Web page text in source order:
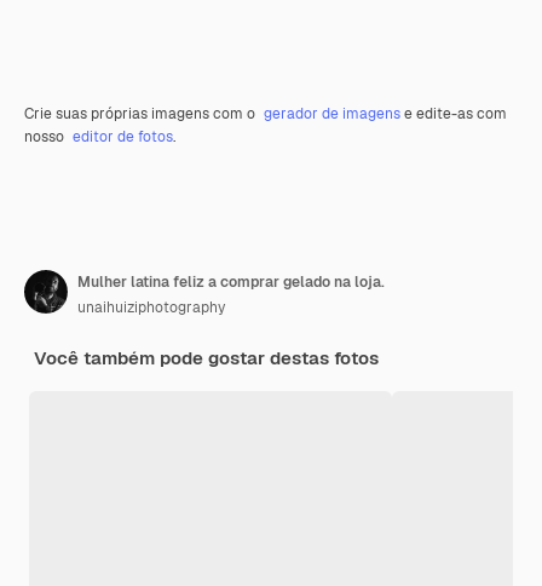
Crie suas próprias imagens com o gerador de imagense edite-as com
nosso editor de fotos.
Mulher latina feliz a comprar gelado na loja.
unaihuiziphotography
Você também pode gostar destas fotos